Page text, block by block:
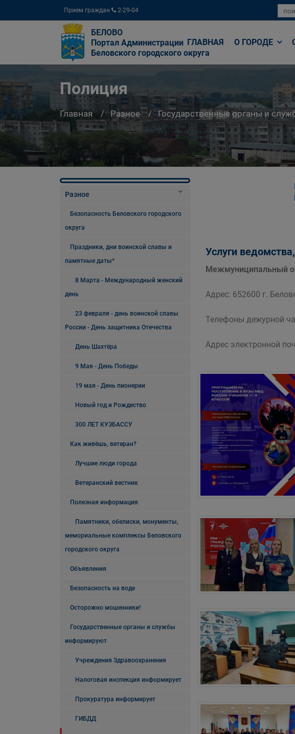
Прием граждан 2-29-04
БЕЛОВО
Портал Администрации
Беловского городского округа
ГЛАВНАЯ О ГОРОДЕ
Полиция
Главная Разное Государственные органы и
Разное
Безопасность Беловского городского
округа
Праздники, дни воинской славы и
памятные даты*
8 Марта - Международный женский
день
23 февраля - день воинской славы
России - День защитника Отечества
День Шахтёра
9 Мая - День Победы
19 мая - День пионерии
Новый год и Рождество
300 ЛЕТ КУЗБАССУ
Как живёшь, ветеран?
Лучшие люди города
Ветеранский вестник
Полезная информация
Памятники, обелиски, монументы,
мемориальные комплексы Беловского
городского округа
Объявления
Безопасность на воде
Осторожно мошенники!
Государственные органы и службы
информируют
Учреждения Здравоохранения
Налоговая инспекция информирует
Прокуратура информирует
ГИБДД
Услуги
Межмуниципальный
Адрес: 652600 г.
Телефоны дежурной
Адрес электронной